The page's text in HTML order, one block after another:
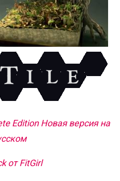
Edition Новая версия на
от FitGirl